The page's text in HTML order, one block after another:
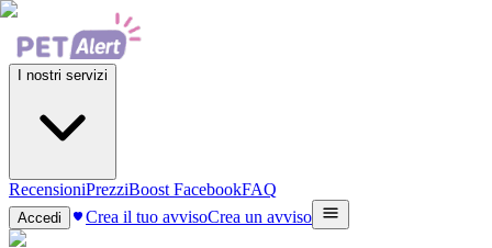
I nostri servizi
RecensioniPrezziBoost FacebookFAQ
Accedi Crea il tuo avvisoCrea un avviso